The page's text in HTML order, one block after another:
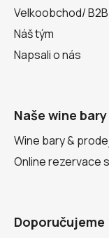
Velkoobchod/ B2B
Náš tým
Napsali o nás
Naše wine bary
Wine bary &
Online rezervace
Doporučujeme